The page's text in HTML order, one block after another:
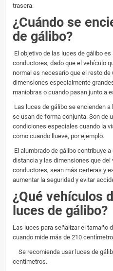
trasera.
¿Cuándo se
de gálibo?
El objetivo de las luces de gálibo
conductores, dado que el vehículo
normal es necesario que el resto
dimensiones especialmente
maniobras o cuando pasan junto a
Las luces de gálibo se encienden
se usan de forma conjunta. Son de
condiciones especiales cuando la
como cuando llueve, por ejemplo.
El alumbrado de gálibo contribuye
distancia y las dimensiones que del
conductores, sean más certeras y
aumentar la seguridad y evitar
¿Qué vehículos
luces de gálibo?
Las luces para señalizar el tamaño
cuando mide más de 210
Se recomienda usar luces de
centímetros.